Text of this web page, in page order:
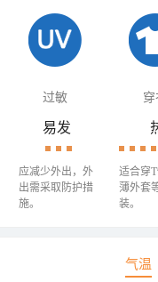
过敏 穿
易发
应减少外出，外
出需采取防护措
施。
适合穿
薄外套
装。
气温